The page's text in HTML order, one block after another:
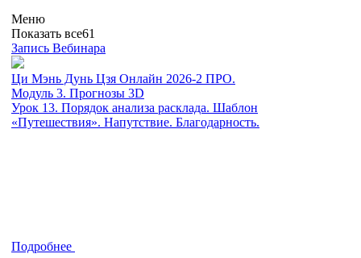
Меню
Показать все61
Запись Вебинара
Ци Мэнь Дунь Цзя Онлайн 2026-2 ПРО.
Модуль 3. Прогнозы 3D
Урок 13. Порядок анализа расклада. Шаблон
«Путешествия». Напутствие. Благодарность.
Подробнее